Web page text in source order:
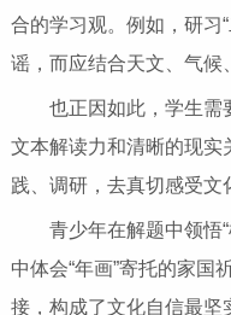
合的学习观。例如，研习
谣，而应结合天文、气候
也正因如此，学生需
文本解读力和清晰的现实
践、调研，去真切感受文
青少年在解题中领悟
中体会“年画”寄托的家国
接，构成了文化自信最坚